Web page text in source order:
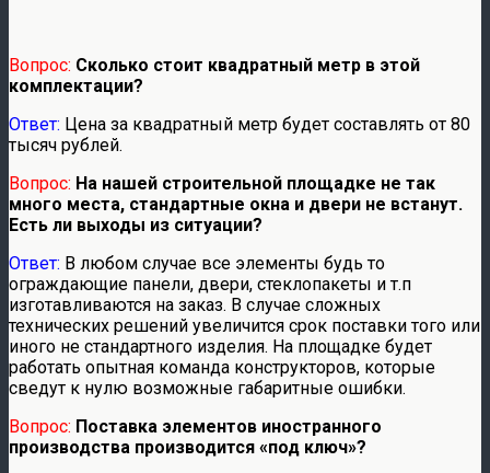
Вопрос: Сколько стоит квадратный метр в этой
комплектации?
Ответ: Цена за квадратный метр будет составлять от 80
тысяч рублей.
Вопрос: На нашей строительной площадке не так
много места, стандартные окна и двери не встанут.
Есть ли выходы из ситуации?
Ответ: В любом случае все элементы будь то
ограждающие панели, двери, стеклопакеты и т.п
изготавливаются на заказ. В случае сложных
технических решений увеличится срок поставки того или
иного не стандартного изделия. На площадке будет
работать опытная команда конструкторов, которые
сведут к нулю возможные габаритные ошибки.
Вопрос: Поставка элементов иностранного
производства производится «под ключ»?